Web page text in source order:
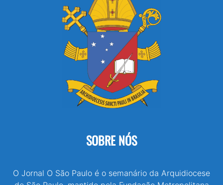
SOBRE NÓS
O Jornal O São Paulo é o semanário da Arquidiocese